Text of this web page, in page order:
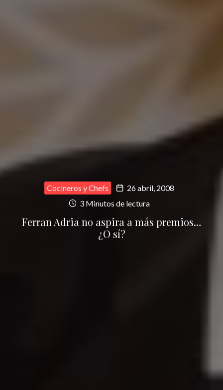
Cocineros y Chefs
26 abril, 2008
3 Minutos de lectura
Ferran Adria no aspira a más premios…
¿O sí?